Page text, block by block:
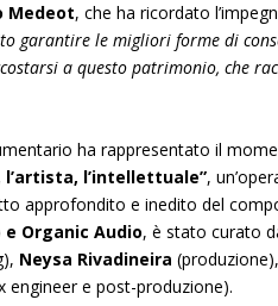
Medeot, che ha ricordato
garantire le migliori forme di
a questo patrimonio, che
ha rappresentato il
l’artista, l’intellettuale”,
approfondito e inedito del
Organic Audio, è stato curato
Neysa Rivadineira
engineer e post-produzione).